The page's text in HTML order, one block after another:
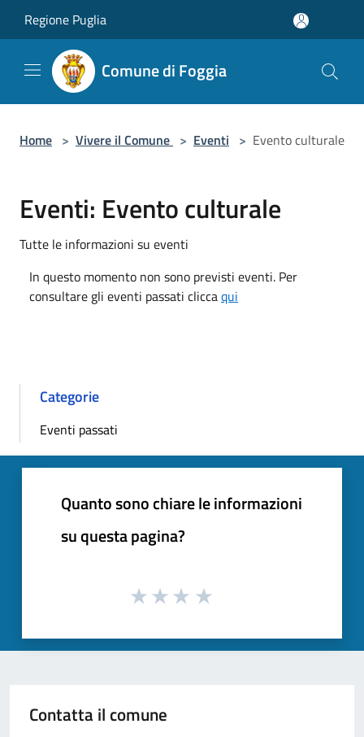
Regione Puglia
Comune di Foggia
Home > Vivere il Comune > Eventi > Evento culturale
Eventi: Evento culturale
Tutte le informazioni su eventi
In questo momento non sono previsti eventi. Per
consultare gli eventi passati cliccaqui
Categorie
Eventi passati
Quanto sono chiare le informazioni
su questa pagina?
Contatta il comune